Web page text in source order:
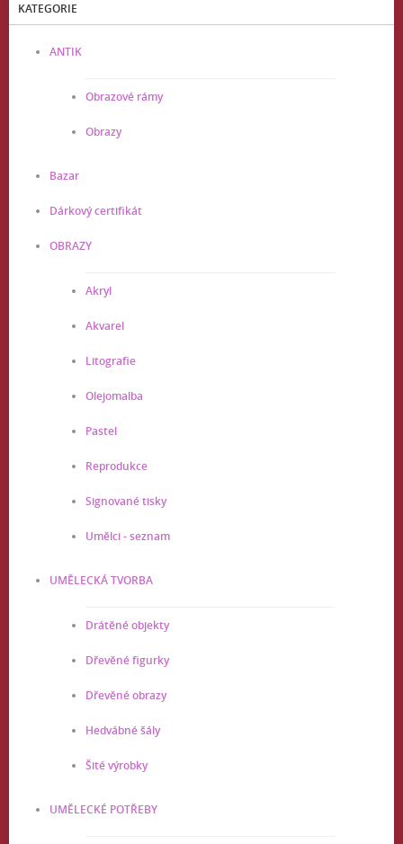
KATEGORIE
ANTIK
Obrazové rámy
Obrazy
Bazar
Dárkový certifikát
OBRAZY
Akryl
Akvarel
Litografie
Olejomalba
Pastel
Reprodukce
Signované tisky
Umělci - seznam
UMĚLECKÁ TVORBA
Drátěné objekty
Dřevěné figurky
Dřevěné obrazy
Hedvábné šály
Šité výrobky
UMĚLECKÉ POTŘEBY